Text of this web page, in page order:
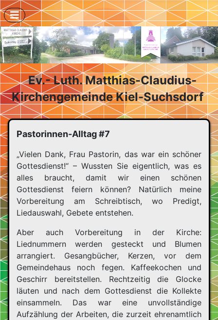
Ev.- Luth. Matthias-Claudius-
Kirchengemeinde Kiel-Suchsdorf
Pastorinnen-Alltag #7
„Vielen Dank, Frau Pastorin, das war ein schöner
Gottesdienst!“ – Wussten Sie eigentlich, was es
alles braucht, damit wir einen schönen
Gottesdienst feiern können? Natürlich meine
Vorbereitung am Schreibtisch, wo Predigt,
Liedauswahl, Gebete entstehen.
Aber auch Vorbereitung in der Kirche:
Liednummern werden gesteckt und Blumen
arrangiert. Gesangbücher, Kerzen, vor dem
Gemeindehaus noch fegen. Kaffeekochen und
Geschirr bereitstellen. Rechtzeitig die Glocke
läuten und nach dem Gottesdienst die Kollekte
einsammeln. Das war eine unvollständige
Aufzählung der Arbeiten, die zurzeit ehrenamtlich